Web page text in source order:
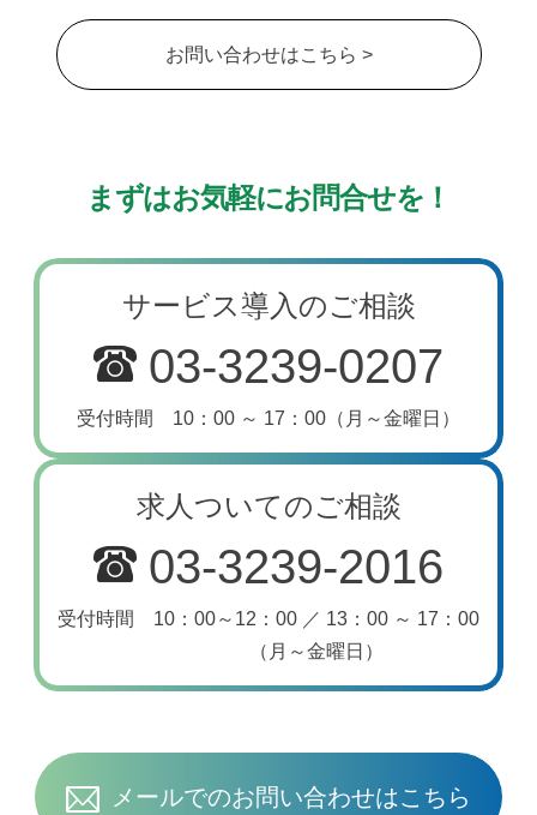
お問い合わせはこちら >
まずはお気軽にお問合せを！
サービス導入のご相談
03-3239-0207
受付時間 10：00 ～ 17：00（月～金曜日）
求人ついてのご相談
03-3239-2016
受付時間 10：00～12：00 ／ 13：00 ～ 17：00
（月～金曜日）
メールでのお問い合わせはこちら